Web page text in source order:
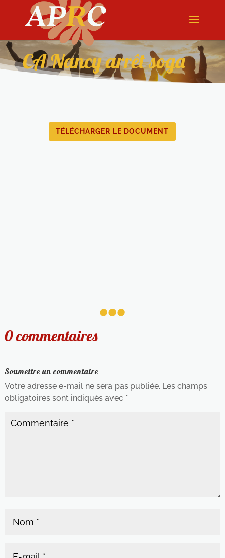
CA Nancy arrêt soga
TÉLÉCHARGER LE DOCUMENT
...
0 commentaires
Soumettre un commentaire
Votre adresse e-mail ne sera pas publiée. Les champs
obligatoires sont indiqués avec *